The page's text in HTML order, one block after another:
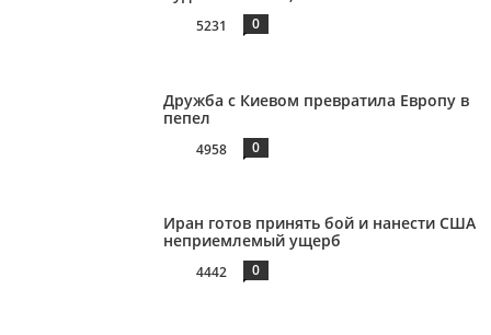
5231 0
Дружба с Киевом превратила Европу в
пепел
4958 0
Иран готов принять бой и нанести США
неприемлемый ущерб
4442 0